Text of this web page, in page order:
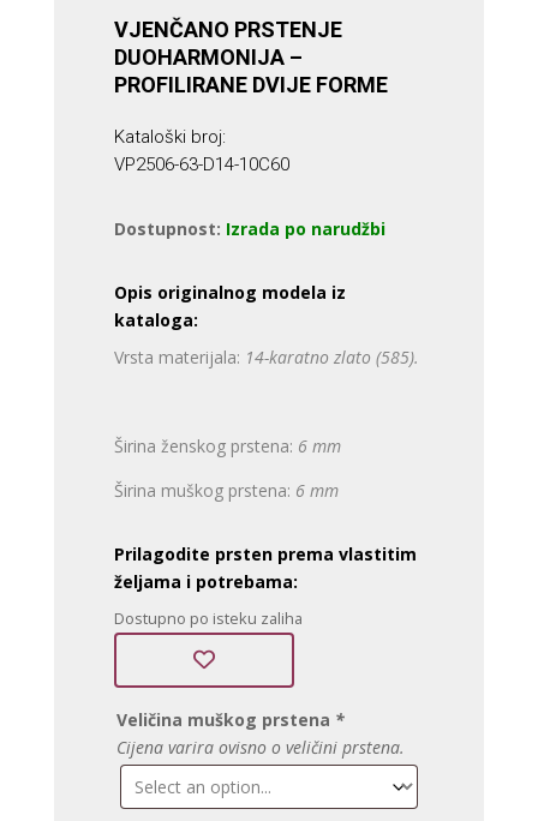
VJENČANO PRSTENJE
DUOHARMONIJA –
PROFILIRANE DVIJE FORME
Kataloški broj:
VP2506-63-D14-10C60
Dostupnost: Izrada po narudžbi
Opis originalnog modela iz
kataloga:
Vrsta materijala: 14-karatno zlato (585).
Širina ženskog prstena: 6 mm
Širina muškog prstena: 6 mm
Prilagodite prsten prema vlastitim
željama i potrebama:
Dostupno po isteku zaliha
Veličina muškog prstena *
Cijena varira ovisno o veličini prstena.